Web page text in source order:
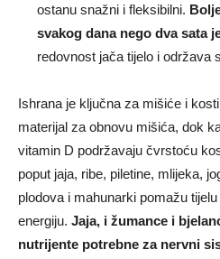
ostanu snažni i fleksibilni.
svakog dana nego dva sata
redovnost jača tijelo i održava
Ishrana je ključna za mišiće i
materijal za obnovu mišića, dok
vitamin D podržavaju čvrstoću
poput jaja, ribe, piletine, mlijeka,
plodova i mahunarki pomažu
energiju. Jaja, i žumance i
nutrijente potrebne za nervni